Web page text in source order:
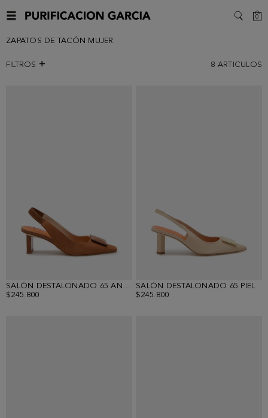
0
ZAPATOS DE TACÓN MUJER
FILTROS 8 ARTICULOS
SALÓN DESTALONADO 65 ANTE DOMINO
$245.800
SALÓN DESTALONADO 65 PIEL
$245.800